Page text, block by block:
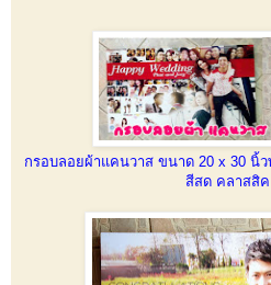
กรอบลอยผ้าแคนวาส ขนาด 20 x 30 นิ้
สีสด คลาสสิค